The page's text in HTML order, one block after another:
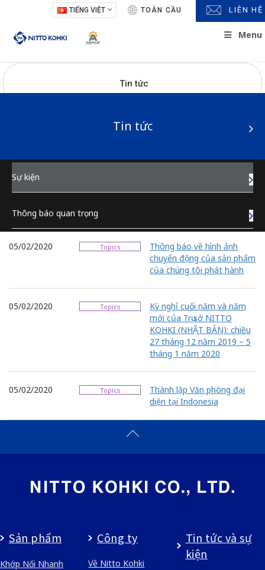
TIẾNG VIỆT TOÀN CẦU LIÊN HỆ
Menu
Tin tức
Sự kiện
Thông báo quan trọng
Tin tức
Sự kiện
05/02/2020 Topics
Thông báo về hình ảnh
chuyển động của sản phẩm
của chúng tôi phát hành
05/02/2020 Topics
Kỳ nghỉ cuối năm và năm
mới của Trụ sở NITTO
KOHKI (NHẬT BẢN): chiều
27 tháng 12 năm 2019 – 5
tháng 1 năm 2020
05/02/2020 Topics
Thành lập Văn phòng đại
diện tại Indonesia
Sản phẩm
Khớp Nối Nhanh
Công ty
Về Nitto Kohki
Tin tức và sự
kiện